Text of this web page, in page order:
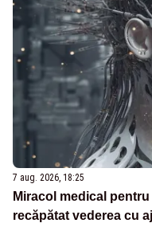
7 aug. 2026, 18:25
Miracol medical
recăpătat vederea cu